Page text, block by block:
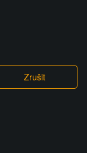
To jen